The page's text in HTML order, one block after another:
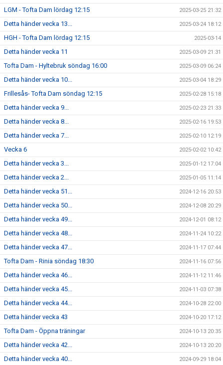
LGM - Tofta Dam lördag 12:15 2025-03-25 21:32
Detta händer vecka 13... 2025-03-24 18:12
HGH - Tofta Dam lördag 12:15 2025-03-14
Detta händer vecka 11 2025-03-09 21:31
Tofta Dam - Hyltebruk söndag 16:00 2025-03-09 06:24
Detta händer vecka 10... 2025-03-04 18:29
Frillesås- Tofta Dam söndag 12:15 2025-02-28 15:18
Detta händer vecka 9... 2025-02-23 21:33
Detta händer vecka 8... 2025-02-16 19:53
Detta händer vecka 7... 2025-02-10 12:19
Vecka 6 2025-02-02 10:42
Detta händer vecka 3... 2025-01-12 17:04
Detta händer vecka 2... 2025-01-05 11:14
Detta händer vecka 51... 2024-12-16 20:53
Detta händer vecka 50... 2024-12-08 20:29
Detta händer vecka 49... 2024-12-01 08:12
Detta händer vecka 48... 2024-11-24 10:22
Detta händer vecka 47... 2024-11-17 07:44
Tofta Dam - Rinia söndag 18:30 2024-11-16 07:56
Detta händer vecka 46... 2024-11-12 11:46
Detta händer vecka 45... 2024-11-03 07:38
Detta händer vecka 44... 2024-10-28 22:00
Detta händer vecka 43 2024-10-20 17:12
Tofta Dam - Öppna träningar 2024-10-13 20:35
Detta händer vecka 42... 2024-10-13 20:20
Detta händer vecka 40... 2024-09-29 18:04